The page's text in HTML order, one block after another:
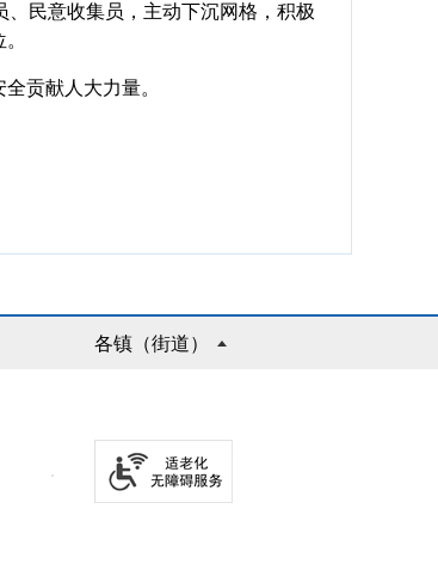
民意收集员，主动下沉网格，积极
贡献人大力量。
各镇（街道）